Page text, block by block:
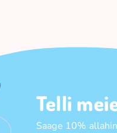
Telli
Saage 10%